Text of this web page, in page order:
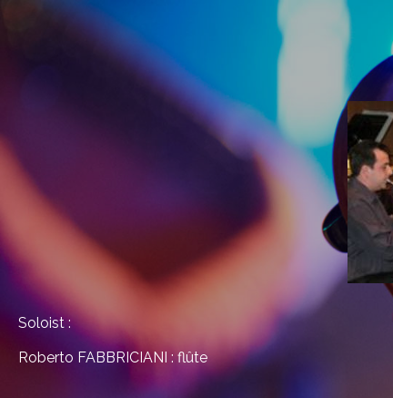
Soloist :
Roberto FABBRICIANI : flûte